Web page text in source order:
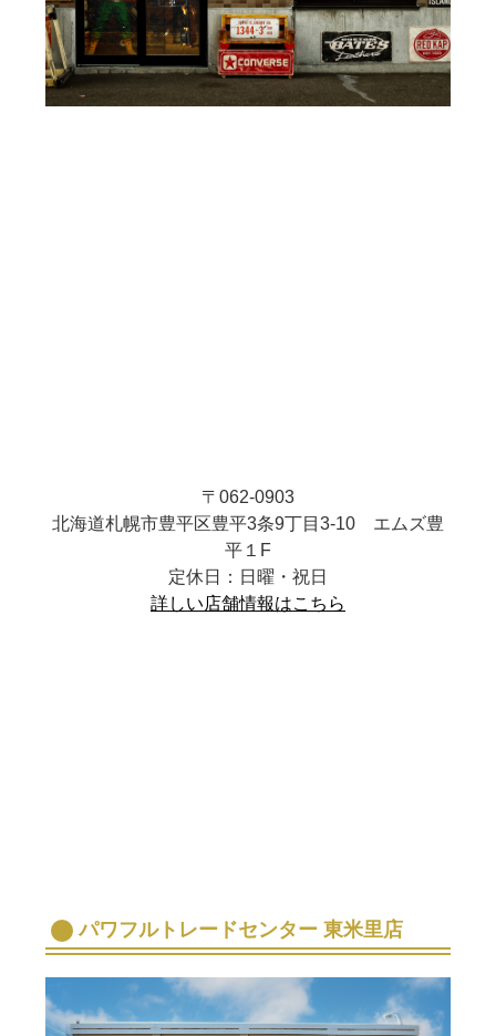
〒062-0903
北海道札幌市豊平区豊平3条9丁目3-10 エムズ豊
平１F
定休日：日曜・祝日
詳しい店舗情報はこちら
パワフルトレードセンター 東米里店